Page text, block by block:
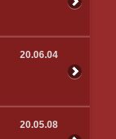
20.06.04
20.05.08